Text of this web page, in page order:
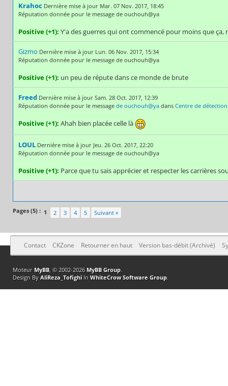
Krahoc Dernière mise à jour Mar. 07 Nov. 2017, 18:45
Réputation donnée pour le message de ouchouh@ya
Positive (+1): Y'a des guerres qui ont commencé pour moins que ça,
Gizmo Dernière mise à jour Lun. 06 Nov. 2017, 15:34
Réputation donnée pour le message de ouchouh@ya
Positive (+1): un peu de répute dans ce monde de brute
Freed Dernière mise à jour Sam. 28 Oct. 2017, 12:39
Réputation donnée pour le message de ouchouh@ya dans Centre de
Positive (+1): Ahah bien placée celle là
LOUL Dernière mise à jour Jeu. 26 Oct. 2017, 22:20
Réputation donnée pour le message de ouchouh@ya
Positive (+1): Parce que tu sais apprécier et respecter les carrières
Pages (5) : 1 2 3 4 5 Suivant »
Contact CKZone Retourner en haut Version bas-débit (Archivé)
Moteur MyBB, © 2002-2026 MyBB Group.
Design By AliReza_TofighiIn WhiteCrow Software Group.